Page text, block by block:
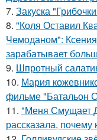
7. Закуска
8. "Коля Оставил
Чемоданом":
зарабатывает
9. Шпротный
10. Мария
фильме "Батальон
11. "Меня Смущает
рассказала, почему